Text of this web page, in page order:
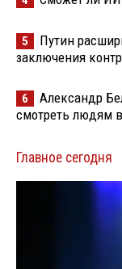
5
Путин
заключения
6
Александр
смотреть людям в
Главное сегодня